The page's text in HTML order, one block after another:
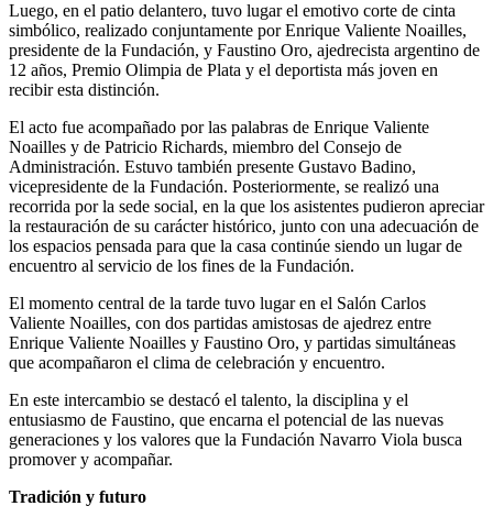
Luego, en el patio delantero, tuvo lugar el emotivo corte de cinta
simbólico, realizado conjuntamente por Enrique Valiente Noailles,
presidente de la Fundación, y Faustino Oro, ajedrecista argentino de
12 años, Premio Olimpia de Plata y el deportista más joven en
recibir esta distinción.
El acto fue acompañado por las palabras de Enrique Valiente
Noailles y de Patricio Richards, miembro del Consejo de
Administración. Estuvo también presente Gustavo Badino,
vicepresidente de la Fundación. Posteriormente, se realizó una
recorrida por la sede social, en la que los asistentes pudieron apreciar
la restauración de su carácter histórico, junto con una adecuación de
los espacios pensada para que la casa continúe siendo un lugar de
encuentro al servicio de los fines de la Fundación.
El momento central de la tarde tuvo lugar en el Salón Carlos
Valiente Noailles, con dos partidas amistosas de ajedrez entre
Enrique Valiente Noailles y Faustino Oro, y partidas simultáneas
que acompañaron el clima de celebración y encuentro.
En este intercambio se destacó el talento, la disciplina y el
entusiasmo de Faustino, que encarna el potencial de las nuevas
generaciones y los valores que la Fundación Navarro Viola busca
promover y acompañar.
Tradición y futuro